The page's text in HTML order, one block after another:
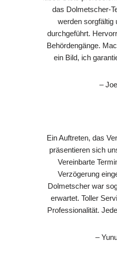
das Dolmetscher-
werden sorgfältig
durchgeführt.
Behördengänge.
ein Bild, ich
–
Ein Auftreten, das
präsentieren sich
Vereinbarte
Verzögerung
Dolmetscher war
erwartet. Toller
Professionalität.
–